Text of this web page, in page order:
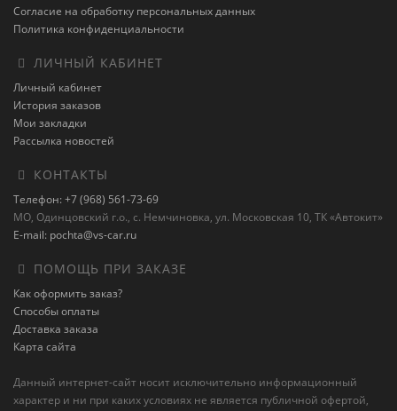
Согласие на обработку персональных данных
Политика конфиденциальности
ЛИЧНЫЙ КАБИНЕТ
Личный кабинет
История заказов
Мои закладки
Рассылка новостей
КОНТАКТЫ
Телефон: +7 (968) 561-73-69
МО, Одинцовский г.о., с. Немчиновка, ул. Московская 10, ТК «Автокит»
E-mail: pochta@vs-car.ru
ПОМОЩЬ ПРИ ЗАКАЗЕ
Как оформить заказ?
Способы оплаты
Доставка заказа
Карта сайта
Данный интернет-сайт носит исключительно информационный
характер и ни при каких условиях не является публичной офертой,